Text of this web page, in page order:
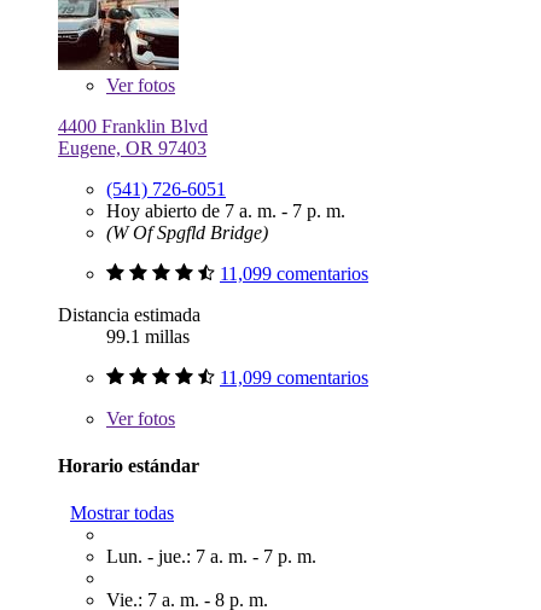
Verfotos
4400 Franklin Blvd
Eugene, OR 97403
(541) 726-6051
Hoy abierto de 7 a. m. - 7 p. m.
(W Of Spgfld Bridge)
11,099 comentarios
Distancia estimada
99.1 millas
11,099 comentarios
Verfotos
Horario estándar
Mostrar todas
Lun. - jue.: 7 a. m. - 7 p. m.
Vie.: 7 a. m. - 8 p. m.